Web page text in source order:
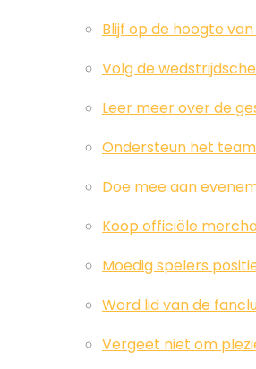
Blijf op de hoogte
Volg de
Leer meer over de
Ondersteun het
Doe mee aan
Koop officiële
Moedig spelers
Word lid van de
Vergeet niet om